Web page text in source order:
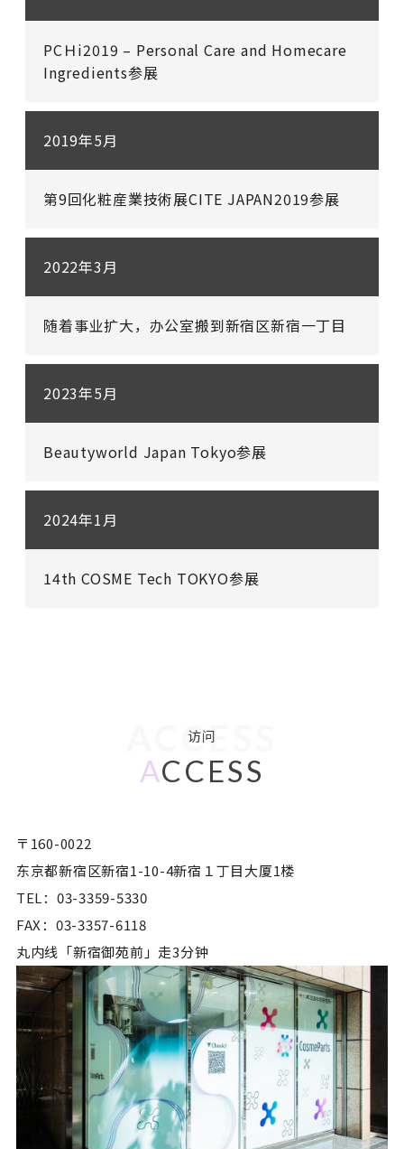
PCＨi2019 – Personal Care and Homecare
Ingredients参展
2019年5月
第9回化粧産業技術展CITE JAPAN2019参展
2022年3月
随着事业扩大，办公室搬到新宿区新宿一丁目
2023年5月
Beautyworld Japan Tokyo参展
2024年1月
14th COSME Tech TOKYO参展
访问
ACCESS
ACCESS
〒160-0022
东京都新宿区新宿1-10-4新宿１丁目大厦1楼
TEL：03-3359-5330
FAX：03-3357-6118
丸内线「新宿御苑前」走3分钟